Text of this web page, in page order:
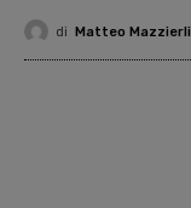
di Matteo Mazzierli